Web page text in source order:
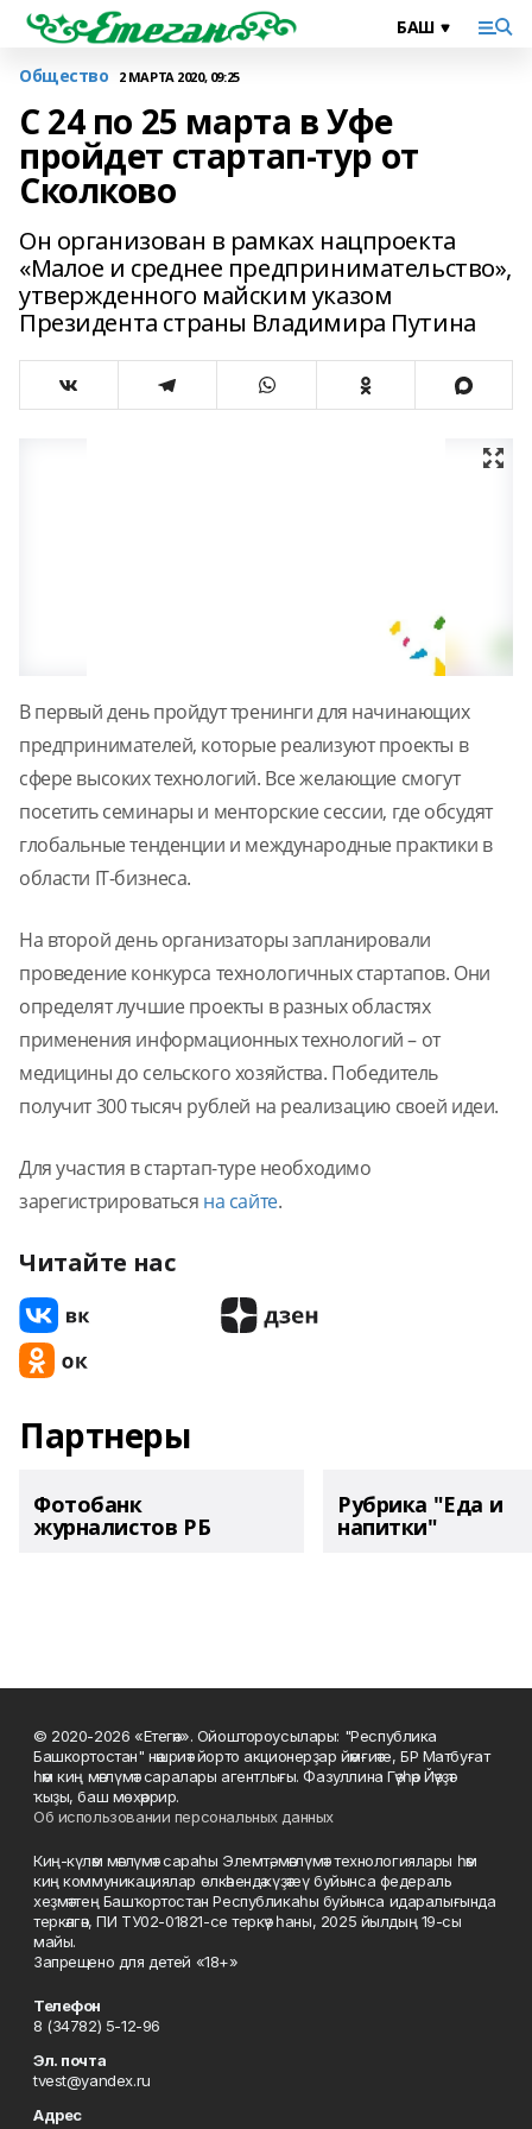
Общество 2 МАРТА 2020, 09:25
С 24 по 25 марта в Уфе
пройдет стартап-тур от
Сколково
Он организован в рамках нацпроекта
«Малое и среднее предпринимательство»,
утвержденного майским указом
Президента страны Владимира Путина
В первый день пройдут тренинги для начинающих
предпринимателей, которые реализуют проекты в
сфере высоких технологий. Все желающие смогут
посетить семинары и менторские сессии, где обсудят
глобальные тенденции и международные практики в
области IT-бизнеса.
На второй день организаторы запланировали
проведение конкурса технологичных стартапов. Они
определят лучшие проекты в разных областях
применения информационных технологий – от
медицины до сельского хозяйства. Победитель
получит 300 тысяч рублей на реализацию своей идеи.
Для участия в стартап-туре необходимо
зарегистрироваться на сайте.
Читайте нас
Партнеры
Фотобанк
журналистов РБ
Рубрика "Еда и
напитки"
© 2020-2026 «Етегән». Ойоштороусылары: "Республика
Башкортостан" нәшриәт йорто акционерҙар йәмғиәте, БР Матбуғат
һәм киң мәғлүмәт саралары агентлығы. Фазуллина Гәүһәр Йәүҙәт
ҡыҙы, баш мөхәррир.
Об использовании персональных данных
Киң-күләм мәғлүмәт сараһы Элемтә, мәғлүмәт технологиялары һәм
киң коммуникациялар өлкәһендә күҙәтеү буйынса федераль
хеҙмәттең Башҡортостан Республикаһы буйынса идаралығында
теркәлгән, ПИ ТУ02-01821-се теркәү һаны, 2025 йылдың 19-сы
майы.
Запрещено для детей «18+»
Телефон
8 (34782) 5-12-96
Эл. почта
tvest@yandex.ru
Адрес